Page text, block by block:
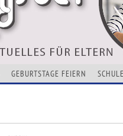
GEBURTSTAGE FEIERN